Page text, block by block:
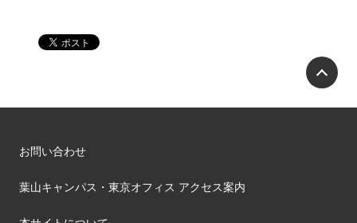
お問い合わせ
葉山キャンパス・東京オフィス アクセス案内